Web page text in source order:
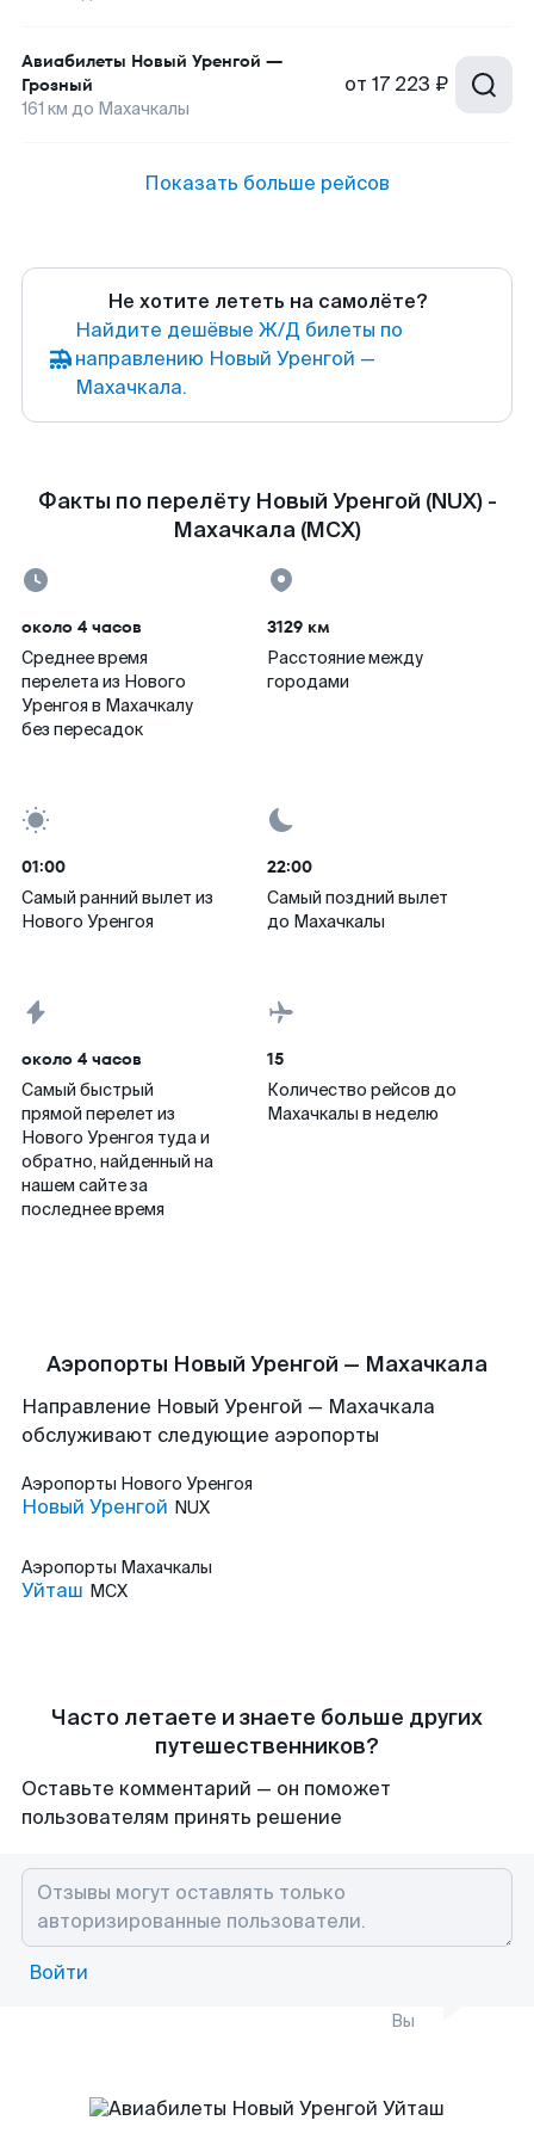
Авиабилеты Новый Уренгой —
Грозный
161 км до Махачкалы
от 17 223 ₽
Показать больше рейсов
Не хотите лететь на самолёте?
Найдите дешёвые Ж/Д билеты по
направлению Новый Уренгой —
Махачкала.
Факты по перелёту Новый Уренгой (NUX) -
Махачкала (MCX)
около 4 часов
Среднее время
перелета из Нового
Уренгоя в Махачкалу
без пересадок
3129 км
Расстояние между
городами
01:00
Самый ранний вылет из
Нового Уренгоя
22:00
Самый поздний вылет
до Махачкалы
около 4 часов
Самый быстрый
прямой перелет из
Нового Уренгоя туда и
обратно, найденный на
нашем сайте за
последнее время
15
Количество рейсов до
Махачкалы в неделю
Аэропорты Новый Уренгой — Махачкала
Направление Новый Уренгой — Махачкала
обслуживают следующие аэропорты
Аэропорты Нового Уренгоя
Новый Уренгой NUX
Аэропорты Махачкалы
Уйташ MCX
Часто летаете и знаете больше других
путешественников?
Оставьте комментарий — он поможет
пользователям принять решение
Войти
Вы